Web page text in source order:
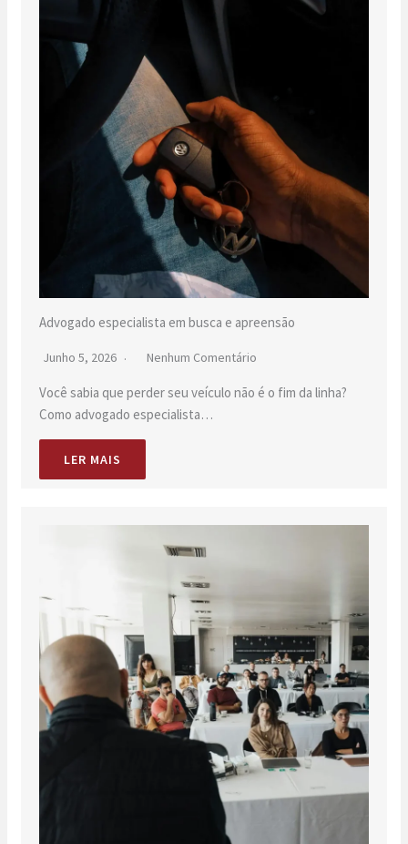
Advogado especialista em busca e apreensão
Junho 5, 2026 Nenhum Comentário
Você sabia que perder seu veículo não é o fim da linha?
Como advogado especialista…
LER MAIS